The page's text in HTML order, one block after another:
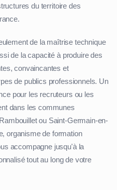
du territoire des
de la maîtrise technique
de la capacité à produire des
convaincantes et
de publics professionnels. Un
pour les recruteurs ou les
dans les communes
ou Saint-Germain-en-
organisme de formation
accompagne jusqu'à la
tout au long de votre